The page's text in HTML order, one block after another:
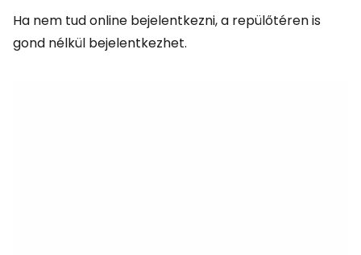
Ha nem tud online bejelentkezni, a repülőtéren is
gond nélkül bejelentkezhet.